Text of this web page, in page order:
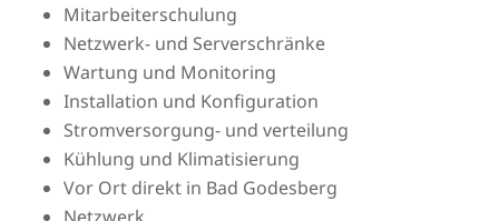
Mitarbeiterschulung
Netzwerk- und Serverschränke
Wartung und Monitoring
Installation und Konfiguration
Stromversorgung- und verteilung
Kühlung und Klimatisierung
Vor Ort direkt in Bad Godesberg
Netzwerk